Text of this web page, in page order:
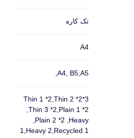
تک کاره
A4
A4, B5,A5,
Thin 1 *2,Thin 2 *2*3
,Thin 3 *2,Plain 1 *2
,Plain 2 *2 ,Heavy
1,Heavy 2,Recycled 1